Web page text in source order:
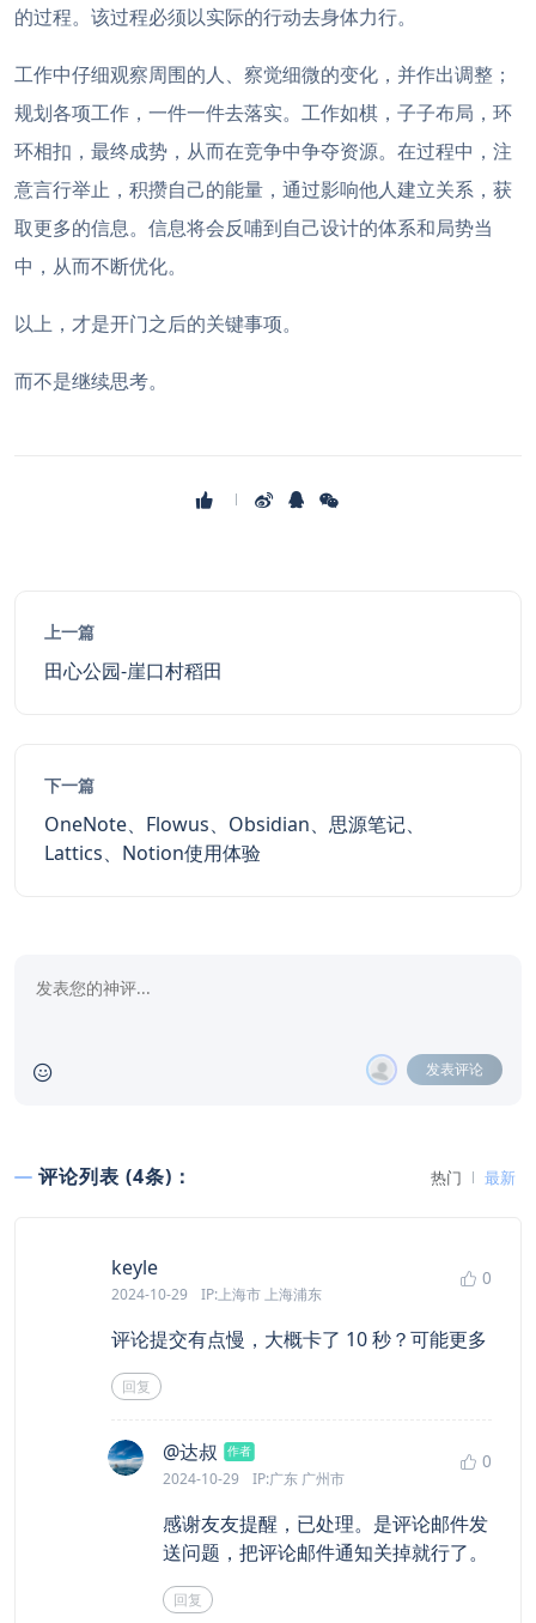
的过程。该过程必须以实际的行动去身体力行。
工作中仔细观察周围的人、察觉细微的变化，并作出调整；
规划各项工作，一件一件去落实。工作如棋，子子布局，环
环相扣，最终成势，从而在竞争中争夺资源。在过程中，注
意言行举止，积攒自己的能量，通过影响他人建立关系，获
取更多的信息。信息将会反哺到自己设计的体系和局势当
中，从而不断优化。
以上，才是开门之后的关键事项。
而不是继续思考。
上一篇
田心公园-崖口村稻田
下一篇
OneNote、Flowus、Obsidian、思源笔记、
Lattics、Notion使用体验
发表评论
评论列表 (4条)： 热门 最新
0
keylesays:
2024-10-29 IP:上海市 上海浦东
评论提交有点慢，大概卡了 10 秒？可能更多
回复
0
@达叔says:
作者
2024-10-29 IP:广东 广州市
感谢友友提醒，已处理。是评论邮件发
送问题，把评论邮件通知关掉就行了。
回复